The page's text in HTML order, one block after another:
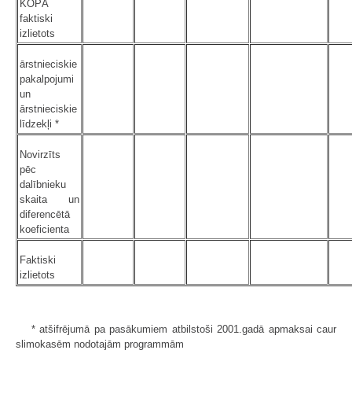
KOPĀ
faktiski
izlietots
ārstnieciskie
pakalpojumi
un
ārstnieciskie
līdzekļi *
Novirzīts
pēc
dalībnieku
skaita un
diferencētā
koeficienta
Faktiski
izlietots
* atšifrējumā pa pasākumiem atbilstoši 2001.gadā apmaksai caur
slimokasēm nodotajām programmām